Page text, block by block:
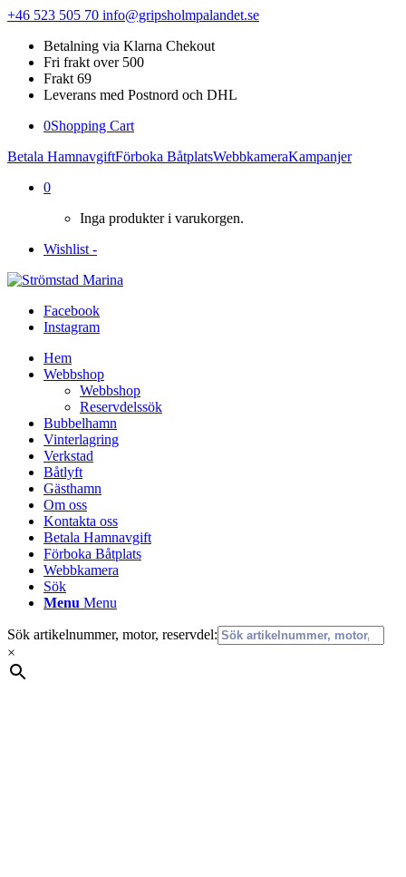
+46 523 505 70 info@gripsholmpalandet.se
Betalning via Klarna Chekout
Fri frakt over 500
Frakt 69
Leverans med Postnord och DHL
0Shopping Cart
Betala HamnavgiftFörboka BåtplatsWebbkameraKampanjer
0
Inga produkter i varukorgen.
Wishlist -
Facebook
Instagram
Hem
Webbshop
Webbshop
Reservdelssök
Bubbelhamn
Vinterlagring
Verkstad
Båtlyft
Gästhamn
Om oss
Kontakta oss
Betala Hamnavgift
Förboka Båtplats
Webbkamera
Sök
Menu Menu
Sök artikelnummer, motor, reservdel:
×